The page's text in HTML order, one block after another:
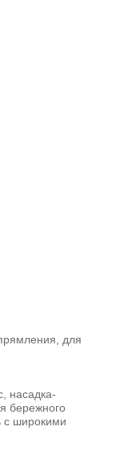
для
насадка-
бережного
с широкими